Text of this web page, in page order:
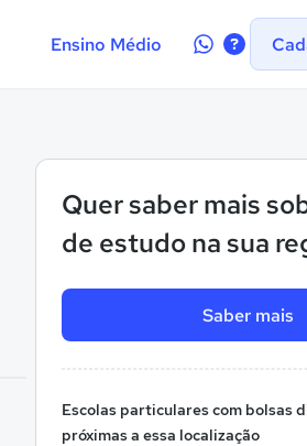
Ensino Médio
Contate-
Quer saber mais
de estudo na sua
Saber mais
Escolas particulares com bolsas
próximas a essa localização